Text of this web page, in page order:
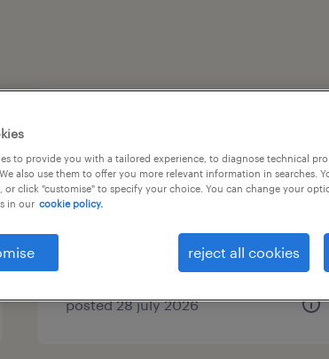
polyvalents (h/f/x)
luxembourg, centre
posted 28 july 2026
to provide you with a tailored experience, to diagnose technical
also use them to offer you more relevant information in searches.
or click "customise" to specify your choice. You can change your
in our cookie policy.
reject all cookies